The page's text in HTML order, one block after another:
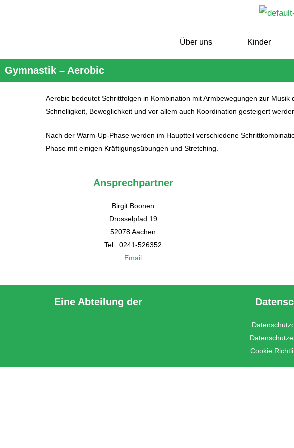
Über uns Kinder
Gymnastik – Aerobic
Aerobic bedeutet Schrittfolgen in Kombination mit Armbewegungen zur
Schnelligkeit, Beweglichkeit und vor allem auch Koordination gesteigert
Nach der Warm-Up-Phase werden im Hauptteil verschiedene
Phase mit einigen Kräftigungsübungen und Stretching.
Ansprechpartner
Birgit Boonen
Drosselpfad 19
52078 Aachen
Tel.: 0241-526352
Email
Eine Abteilung der
Cookie